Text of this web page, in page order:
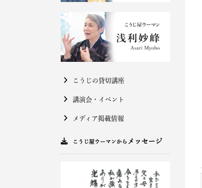
こうじの貸切講座
講演会・イベント
メディア掲載情報
こうじ屋ウーマンから メッセージ